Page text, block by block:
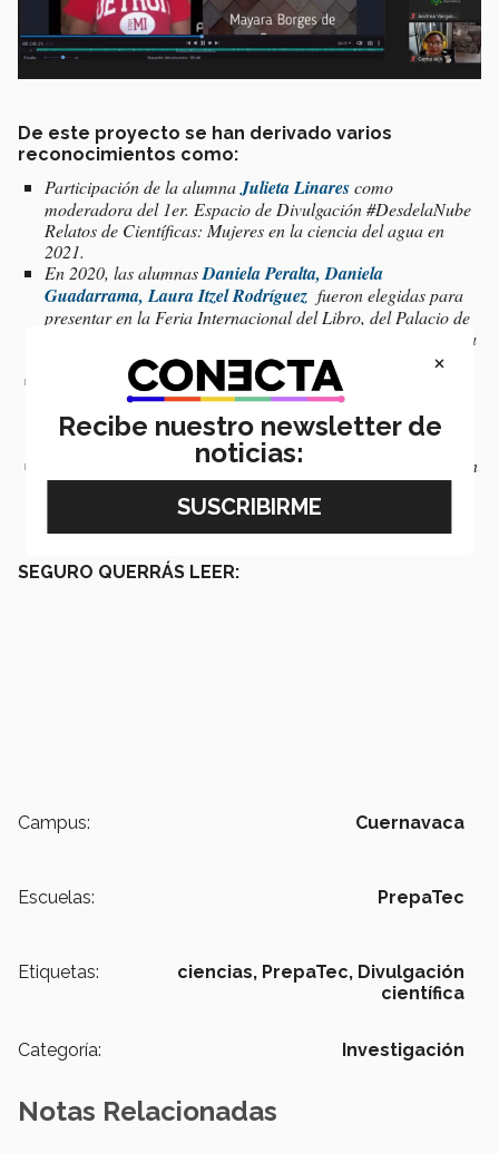
De este proyecto se han derivado varios
reconocimientos como:
Participación de la alumnaJulieta Linarescomo
moderadora del 1er. Espacio de Divulgación #DesdelaNube
Relatos de Científicas: Mujeres en la ciencia del agua en
2021.
En 2020, las alumnasDaniela Peralta, Daniela
Guadarrama, Laura Itzel Rodríguez fueron elegidas para
presentar en la Feria Internacional del Libro, del Palacio de
Minería de la CDMX, su experiencia en la contribución de la
revista digital.
En 2019, los alumnos Melyssa Hernández, Luis Gabriel
Vázquez, Milka Samara Bustos y Jimena Borrego,
realizaron una entrevista a la Embajadora Margriet
Leemhuis en la Embajada de Países Bajos.
Además de publicar sus investigaciones, los alumnos realizan
un trabajo de traducción para que las publicaciones se
encuentren en inglés, alemán y/o francés.
SEGURO QUERRÁS LEER:
Campus: Cuernavaca
Escuelas: PrepaTec
Etiquetas: ciencias, PrepaTec, Divulgación
científica
Categoría: Investigación
Notas Relacionadas
×
Recibe nuestro newsletter de
noticias: